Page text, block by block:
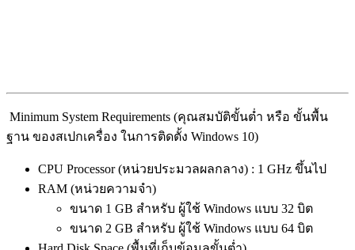
Minimum System Requirements (คุณสมบัติขั้นต่ำ หรือ ขั้นพื้น
ฐาน ของสเปกเครื่อง ในการติดตั้ง Windows 10)
CPU Processor (หน่วยประมวลผลกลาง) : 1 GHz ขึ้นไป
RAM (หน่วยความจำ)
ขนาด 1 GB สำหรับ ผู้ใช้ Windows แบบ 32 บิต
ขนาด 2 GB สำหรับ ผู้ใช้ Windows แบบ 64 บิต